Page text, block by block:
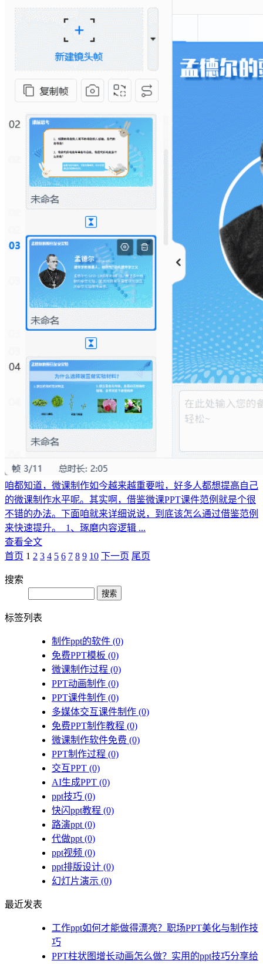
咱都知道，微课制作如今越来越重要啦，好多人都想提高自己
的微课制作水平呢。其实啊，借鉴微课PPT课件范例就是个很
不错的办法。下面咱就来详细说说，到底该怎么通过借鉴范例
来快速提升。 1、琢磨内容逻辑 ...
查看全文
首页️ 1 2 3 4 5 6 7 8 9 10 下一页 尾页
搜索
Search
标签列表
制作ppt的软件 (0)
免费PPT模板 (0)
微课制作过程 (0)
PPT动画制作 (0)
PPT课件制作 (0)
多媒体交互课件制作 (0)
免费PPT制作教程 (0)
微课制作软件免费 (0)
PPT制作过程 (0)
交互PPT (0)
AI生成PPT (0)
ppt技巧 (0)
快闪ppt教程 (0)
路演ppt (0)
代做ppt (0)
ppt视频 (0)
ppt排版设计 (0)
幻灯片演示 (0)
最近发表
工作ppt如何才能做得漂亮？职场PPT美化与制作技
巧
PPT柱状图增长动画怎么做？实用的ppt技巧分享给